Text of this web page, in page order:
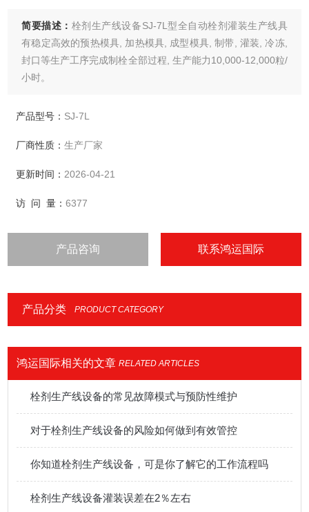
简要描述： 栓剂生产线设备SJ-7L型全自动栓剂灌装生产线具
有稳定高效的预热模具, 加热模具, 成型模具, 制带, 灌装, 冷冻,
封口等生产工序完成制栓全部过程, 生产能力10,000-12,000粒/
小时。
产品型号： SJ-7L
厂商性质：生产厂家
更新时间： 2026-04-21
访 问 量：6377
产品咨询 联系鸿运国际
产品分类 PRODUCT CATEGORY
鸿运国际相关的文章 RELATED ARTICLES
栓剂生产线设备的常见故障模式与预防性维护
对于栓剂生产线设备的风险如何做到有效管控
你知道栓剂生产线设备，可是你了解它的工作流程吗
栓剂生产线设备灌装误差在2％左右